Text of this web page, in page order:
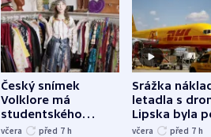
Český snímek
Volklore má
studentského
Oscara, zabojuje o
včera před 7 h
Srážka
letadla s
Lipska byla
německého
včera před 7 h